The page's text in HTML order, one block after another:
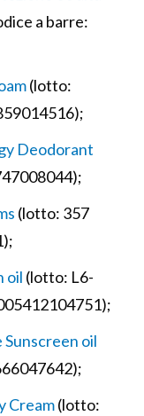
a barre:
(lotto:
Deodorant
(lotto: 357
oil (lotto: L6-
Sunscreen oil
Cream(lotto: